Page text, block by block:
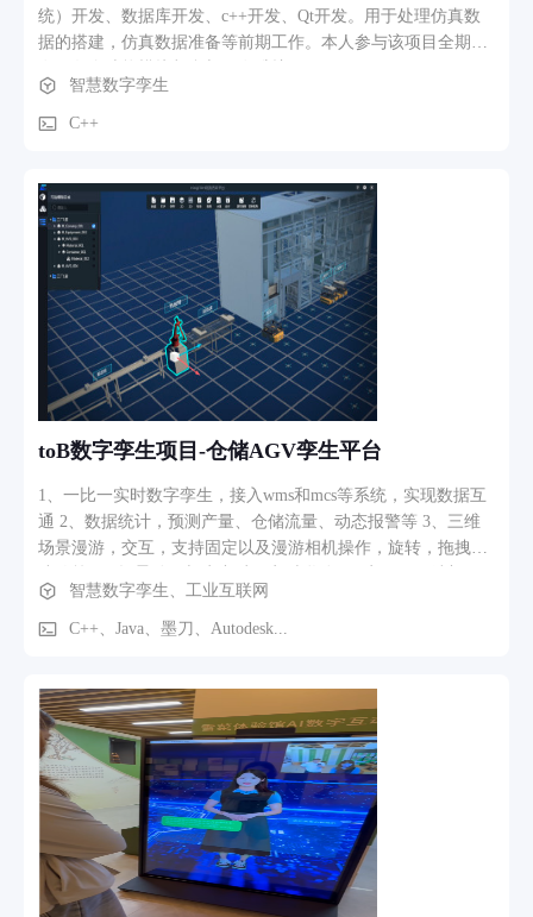
统）开发、数据库开发、c++开发、Qt开发。用于处理仿真数
据的搭建，仿真数据准备等前期工作。本人参与该项目全期开
智慧数字孪生
C++
toB数字孪生项目-仓储AGV孪生平台
1、一比一实时数字孪生，接入wms和mcs等系统，实现数据互
通 2、数据统计，预测产量、仓储流量、动态报警等 3、三维
场景漫游，交互，支持固定以及漫游相机操作，旋转，拖拽，
署，即PC客户端与BS端
智慧数字孪生、工业互联网
C++、Java、墨刀、Autodesk...